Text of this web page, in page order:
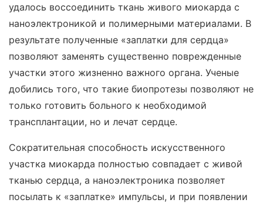
удалось воссоединить ткань живого миокарда с
наноэлектроникой и полимерными материалами. В
результате полученные «заплатки для сердца»
позволяют заменять существенно поврежденные
участки этого жизненно важного органа. Ученые
добились того, что такие биопротезы позволяют не
только готовить больного к необходимой
трансплантации, но и лечат сердце.
Сократительная способность искусственного
участка миокарда полностью совпадает с живой
тканью сердца, а наноэлектроника позволяет
посылать к «заплатке» импульсы, и при появлении